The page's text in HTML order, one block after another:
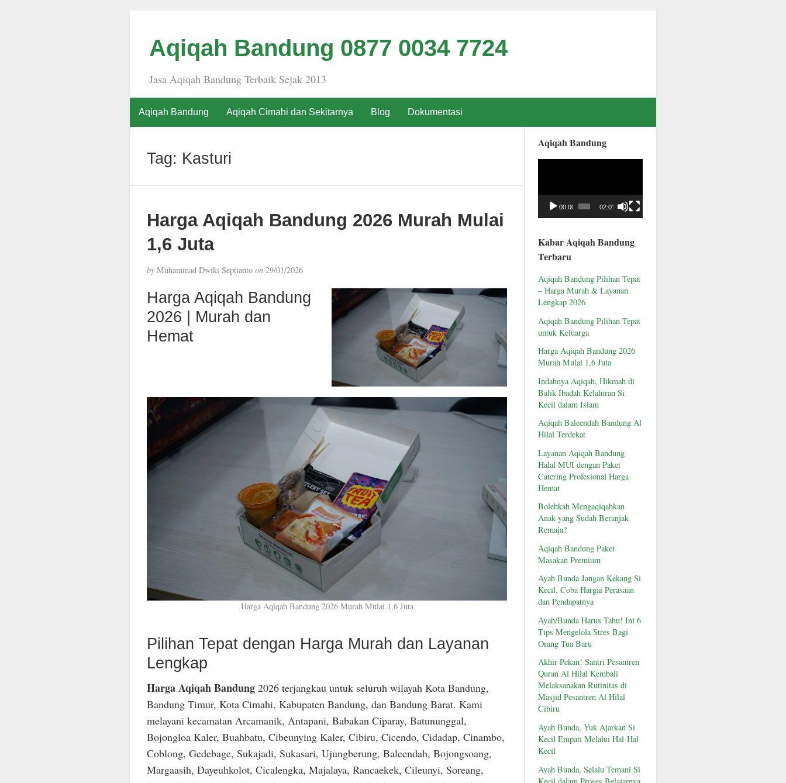
Aqiqah Bandung 0877 0034 7724
Jasa Aqiqah Bandung Terbaik Sejak 2013
Aqiqah Bandung Aqiqah Cimahi dan Sekitarnya Blog Dokumentasi
Tag: Kasturi
Harga Aqiqah Bandung 2026 Murah Mulai
1,6 Juta
byMuhammad Dwiki Septianto on29/01/2026
Harga Aqiqah Bandung
2026 | Murah dan
Hemat
Harga Aqiqah Bandung 2026 Murah Mulai 1,6 Juta
Pilihan Tepat dengan Harga Murah dan Layanan
Lengkap
Harga Aqiqah Bandung2026 terjangkau untuk seluruh wilayah Kota Bandung,
Bandung Timur, Kota Cimahi, Kabupaten Bandung, dan Bandung Barat. Kami
melayani kecamatan Arcamanik, Antapani, Babakan Ciparay, Batununggal,
Bojongloa Kaler, Buahbatu, Cibeunying Kaler, Cibiru, Cicendo, Cidadap, Cinambo,
Coblong, Gedebage, Sukajadi, Sukasari, Ujungberung, Baleendah, Bojongsoang,
Margaasih, Dayeuhkolot, Cicalengka, Majalaya, Rancaekek, Cileunyi, Soreang,
Aqiqah Bandung
00:00 02:01
Kabar Aqiqah Bandung
Terbaru
Aqiqah Bandung Pilihan Tepat
– Harga Murah & Layanan
Lengkap 2026
Aqiqah Bandung Pilihan Tepat
untuk Keluarga
Harga Aqiqah Bandung 2026
Murah Mulai 1,6 Juta
Indahnya Aqiqah, Hikmah di
Balik Ibadah Kelahiran Si
Kecil dalam Islam
Aqiqah Baleendah Bandung Al
Hilal Terdekat
Layanan Aqiqah Bandung
Halal MUI dengan Paket
Catering Profesional Harga
Hemat
Bolehkah Mengaqiqahkan
Anak yang Sudah Beranjak
Remaja?
Aqiqah Bandung Paket
Masakan Premium
Ayah Bunda Jangan Kekang Si
Kecil, Coba Hargai Perasaan
dan Pendapatnya
Ayah/Bunda Harus Tahu! Ini 6
Tips Mengelola Stres Bagi
Orang Tua Baru
Akhir Pekan! Santri Pesantren
Quran Al Hilal Kembali
Melaksanakan Rutinitas di
Masjid Pesantren Al Hilal
Cibiru
Ayah Bunda, Yuk Ajarkan Si
Kecil Empati Melalui Hal-Hal
Kecil
Ayah Bunda, Selalu Temani Si
Kecil dalam Proses Belajarnya